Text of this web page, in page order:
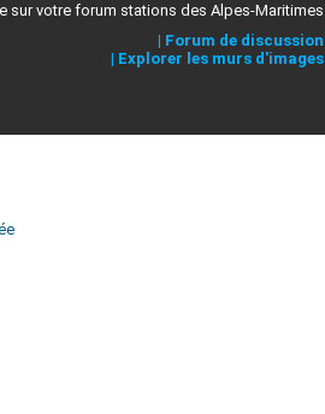
sur votre forum stations des Alpes-Maritimes
| Forum de discussion
| Explorer les murs d'images